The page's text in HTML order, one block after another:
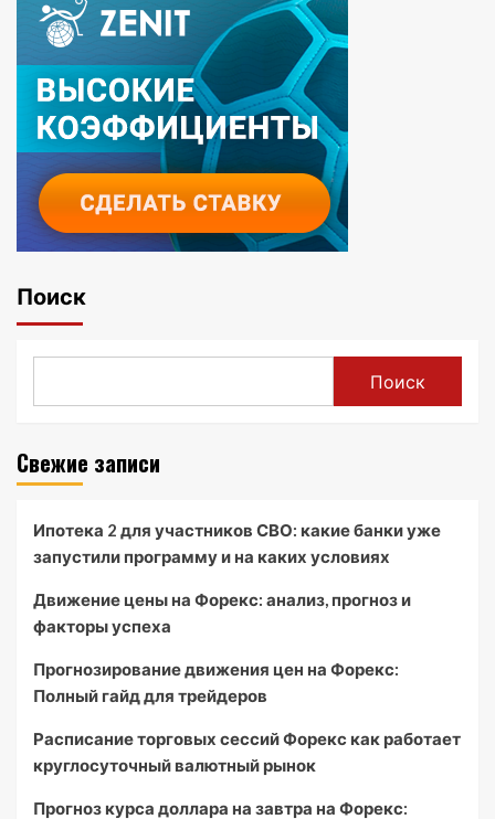
Поиск
Поиск
Свежие записи
Ипотека 2 для участников СВО: какие банки уже
запустили программу и на каких условиях
Движение цены на Форекс: анализ, прогноз и
факторы успеха
Прогнозирование движения цен на Форекс:
Полный гайд для трейдеров
Расписание торговых сессий Форекс как работает
круглосуточный валютный рынок
Прогноз курса доллара на завтра на Форекс: